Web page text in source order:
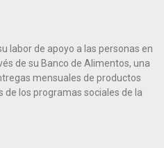
labor de apoyo a las personas en
de su Banco de Alimentos, una
mensuales de productos
los programas sociales de la